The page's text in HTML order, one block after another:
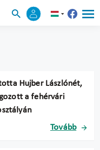
Hujber Lászlónét,
a fehérvári
Tovább